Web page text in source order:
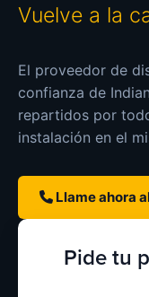
Vuelve a la
El proveedor de
confianza de
repartidos por
instalación en el
Llame ahora
Pide tu